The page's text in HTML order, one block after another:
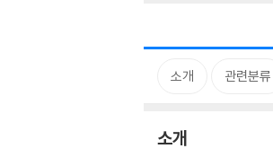
소개 관련분류
소개